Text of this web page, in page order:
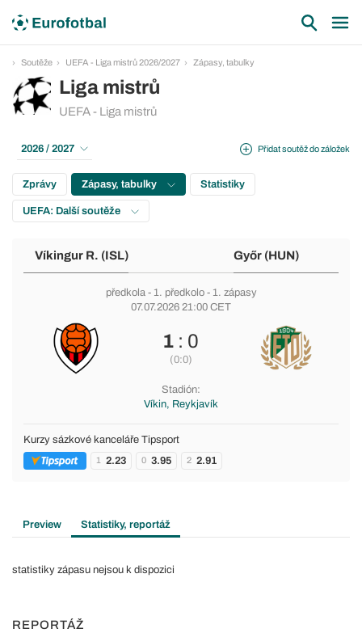
Soutěže UEFA - Liga mistrů 2026/2027 Zápasy, tabulky
Liga mistrů
UEFA - Liga mistrů
Přidat soutěž do záložek
2026 / 2027
Zprávy Zápasy, tabulky Statistiky
UEFA: Další soutěže
Víkingur R. (ISL) Győr (HUN)
předkola- 1. předkolo- 1. zápasy
07.07.2026 21:00 CET
1 : 0
(0:0)
Stadión:
Víkin, Reykjavík
Kurzy sázkové kanceláře Tipsport
1 2.23 0 3.95 2 2.91
Preview Statistiky, reportáž
statistiky zápasu nejsou k dispozici
REPORTÁŽ